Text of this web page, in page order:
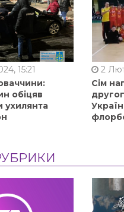
15:21
обіцяв
ухилянта
2
Сім